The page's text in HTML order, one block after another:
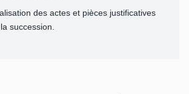
des actes et pièces justificatives
succession.